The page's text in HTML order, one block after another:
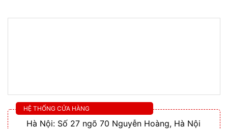
HỆ THỐNG CỬA HÀNG
Hà Nội: Số 27 ngõ 70 Nguyễn Hoàng, Hà Nội